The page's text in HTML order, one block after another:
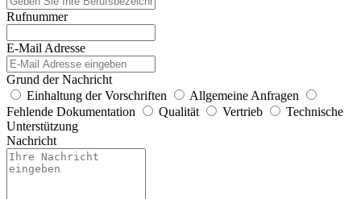
Rufnummer
E-Mail Adresse
Grund der Nachricht
Einhaltung der Vorschriften
Allgemeine Anfragen
Fehlende Dokumentation
Qualität Vertrieb
Technische
Unterstützung
Nachricht